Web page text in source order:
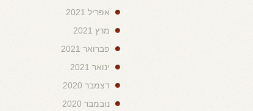
אפריל 2021
מרץ 2021
פברואר 2021
ינואר 2021
דצמבר 2020
נובמבר 2020